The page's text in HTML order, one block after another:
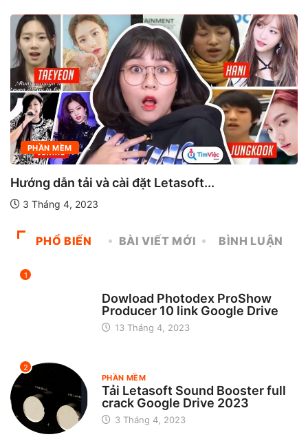
PHẦN MỀM PHẦN MỀM MÁY TÍNH
Tải Visual Studio 2017 full crack
PHỔ BIẾN BÀI VIẾT MỚI BÌNH LUẬN
1
Dowload Photodex ProShow
Producer 10 link Google Drive
13 Tháng 4, 2023
2
PHẦN MỀM
Tải Letasoft Sound Booster full
crack Google Drive 2023
3 Tháng 4, 2023